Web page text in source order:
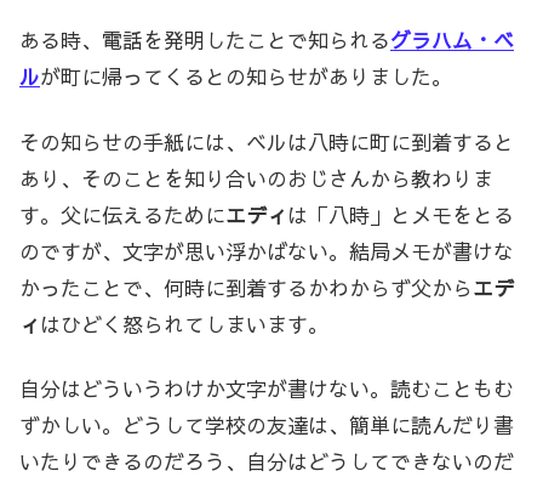
ある時、電話を発明したことで知られるグラハム・ベ
ルが町に帰ってくるとの知らせがありました。
その知らせの手紙には、ベルは八時に町に到着すると
あり、そのことを知り合いのおじさんから教わりま
す。父に伝えるためにエディ は「八時」とメモをとる
のですが、文字が思い浮かばない。結局メモが書けな
かったことで、何時に到着するかわからず父からエデ
ィ はひどく怒られてしまいます。
自分はどういうわけか文字が書けない。読むこともむ
ずかしい。どうして学校の友達は、簡単に読んだり書
いたりできるのだろう、自分はどうしてできないのだ